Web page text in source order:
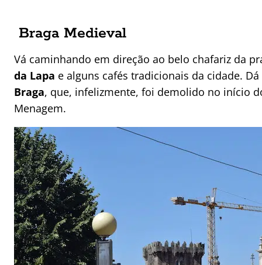
Braga Medieval
Vá caminhando em direção ao belo chafariz da
da Lapa e alguns cafés tradicionais da cidade.
Braga, que, infelizmente, foi demolido no início
Menagem.